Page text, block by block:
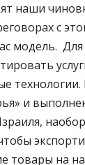
наши
с
модель.
технологии.
и
товары на